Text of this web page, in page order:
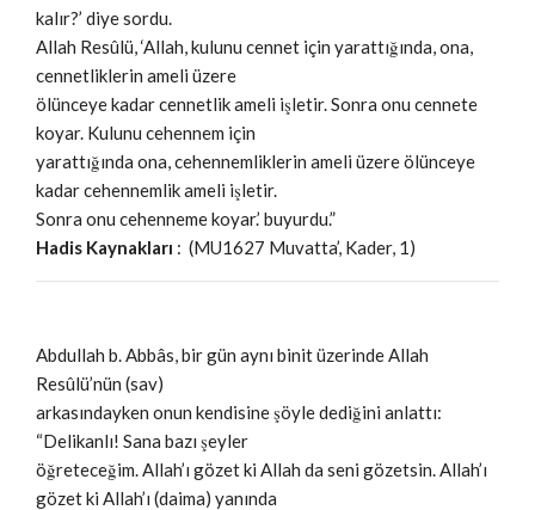
kalır?’ diye sordu.
Allah Resûlü, ‘Allah, kulunu cennet için yarattığında, ona,
cennetliklerin ameli üzere
ölünceye kadar cennetlik ameli işletir. Sonra onu cennete
koyar. Kulunu cehennem için
yarattığında ona, cehennemliklerin ameli üzere ölünceye
kadar cehennemlik ameli işletir.
Sonra onu cehenneme koyar.’ buyurdu.”
Hadis Kaynakları : (MU1627 Muvatta’, Kader, 1)
Abdullah b. Abbâs, bir gün aynı binit üzerinde Allah
Resûlü’nün (sav)
arkasındayken onun kendisine şöyle dediğini anlattı:
“Delikanlı! Sana bazı şeyler
öğreteceğim. Allah’ı gözet ki Allah da seni gözetsin. Allah’ı
gözet ki Allah’ı (daima) yanında